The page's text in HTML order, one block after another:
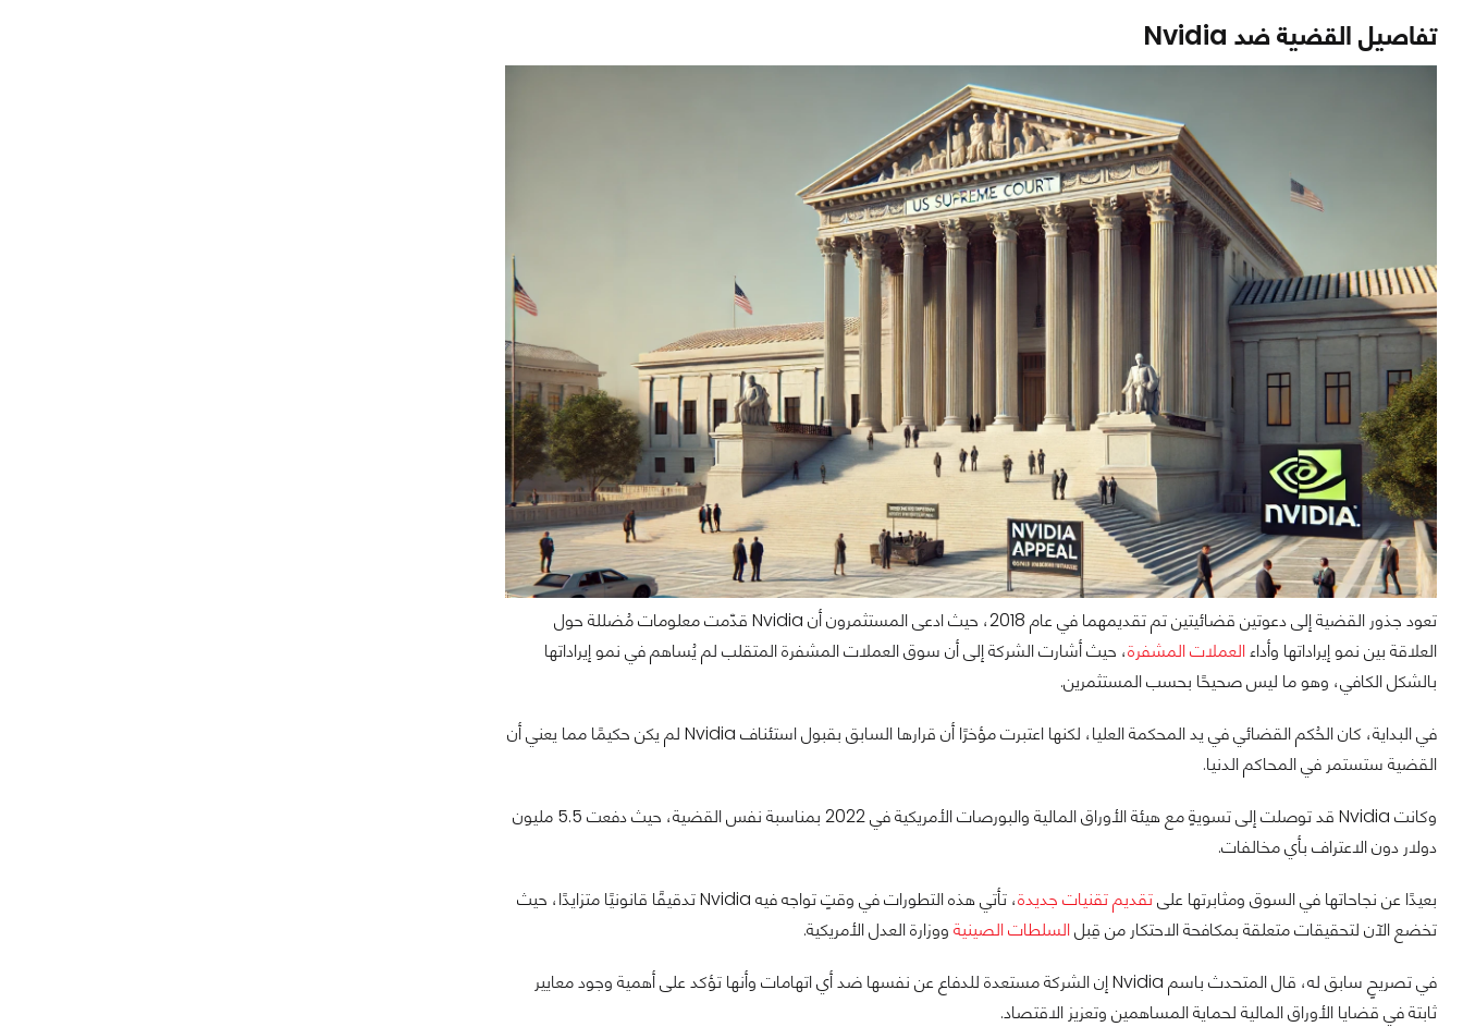
تفاصيل القضية ضد Nvidia
تعود جذور القضية إلى دعوتين قضائيتين تم تقديمهما في عام 2018، حيث ادعى المستثمرون أن Nvidia قدّمت معلومات مُضللة حول
العلاقة بين نمو إيراداتها وأداءالعملات المشفرة، حيث أشارت الشركة إلى أن سوق العملات المشفرة المتقلب لم يُساهم في نمو إيراداتها
بالشكل الكافي، وهو ما ليس صحيحًا بحسب المستثمرين.
في البداية، كان الحُكم القضائي في يد المحكمة العليا، لكنها اعتبرت مؤخرًا أن قرارها السابق بقبول استئناف Nvidia لم يكن حكيمًا مما يعني أن
القضية ستستمر في المحاكم الدنيا.
وكانت Nvidia قد توصلت إلى تسويةٍ مع هيئة الأوراق المالية والبورصات الأمريكية في 2022 بمناسبة نفس القضية، حيث دفعت 5.5 مليون
دولار دون الاعتراف بأي مخالفات.
بعيدًا عن نجاحاتها في السوق ومثابرتها علىتقديم تقنيات جديدة
، تأتي هذه التطورات في وقتٍ تواجه فيه Nvidia تدقيقًا قانونيًا متزايدًا، حيث
تخضع الآن لتحقيقات متعلقة بمكافحة الاحتكار من قِبلالسلطات الصينية ووزارة العدل الأمريكية.
في تصريحٍ سابق له، قال المتحدث باسم Nvidia إن الشركة مستعدة للدفاع عن نفسها ضد أي اتهامات وأنها تؤكد على أهمية وجود معايير
ثابتة في قضايا الأوراق المالية لحماية المساهمين وتعزيز الاقتصاد.